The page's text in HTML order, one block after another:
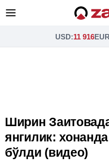
USD:11 916EUR
Ширин
янгилик:
бўлди (видео)